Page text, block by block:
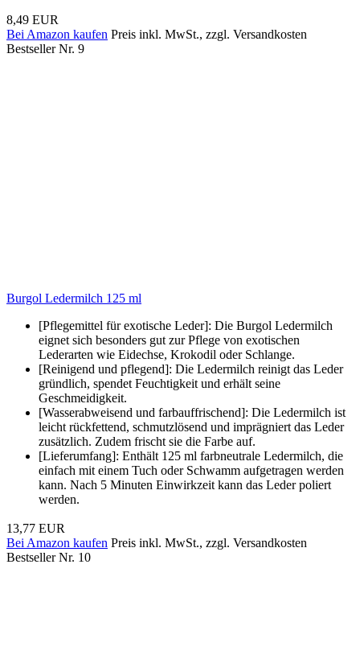
8,49 EUR
Bei Amazon kaufen Preis inkl. MwSt., zzgl. Versandkosten
Bestseller Nr. 9
Burgol Ledermilch 125 ml
[Pflegemittel für exotische Leder]: Die Burgol Ledermilch
eignet sich besonders gut zur Pflege von exotischen
Lederarten wie Eidechse, Krokodil oder Schlange.
[Reinigend und pflegend]: Die Ledermilch reinigt das Leder
gründlich, spendet Feuchtigkeit und erhält seine
Geschmeidigkeit.
[Wasserabweisend und farbauffrischend]: Die Ledermilch ist
leicht rückfettend, schmutzlösend und imprägniert das Leder
zusätzlich. Zudem frischt sie die Farbe auf.
[Lieferumfang]: Enthält 125 ml farbneutrale Ledermilch, die
einfach mit einem Tuch oder Schwamm aufgetragen werden
kann. Nach 5 Minuten Einwirkzeit kann das Leder poliert
werden.
13,77 EUR
Bei Amazon kaufen Preis inkl. MwSt., zzgl. Versandkosten
Bestseller Nr. 10